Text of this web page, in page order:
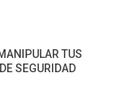
TUS
SEGURIDAD